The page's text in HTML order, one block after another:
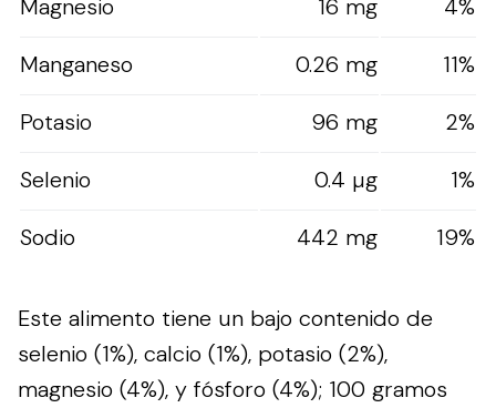
Magnesio 16 mg
4%
Manganeso
0.26 mg
11%
Potasio
96 mg
2%
Selenio
0.4 µg
1%
Sodio
442 mg 19%
Este alimento tiene un bajo contenido de
selenio (1%), calcio (1%), potasio (2%),
magnesio (4%), y fósforo (4%); 100 gramos